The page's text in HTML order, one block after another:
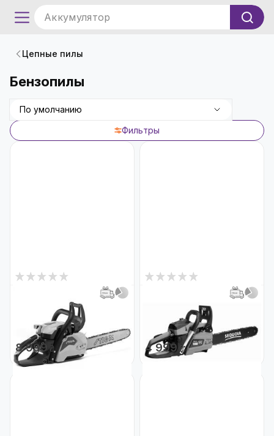
Аккумулятор
Цепные пилы
Бензопилы
По умолчанию
Фильтры
Пила цепная бензиновая
STIGA CS540
Код: 29186
8 999 ₴
Пила цепная бензиновая
SEQUOIA SPC2016
Код: 28869
4 999 ₴